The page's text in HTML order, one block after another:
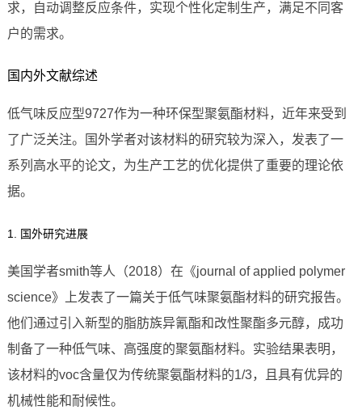
求，自动调整反应条件，实现个性化定制生产，满足不同客
户的需求。
国内外文献综述
低气味反应型9727作为一种环保型聚氨酯材料，近年来受到
了广泛关注。国外学者对该材料的研究较为深入，发表了一
系列高水平的论文，为生产工艺的优化提供了重要的理论依
据。
1. 国外研究进展
美国学者smith等人（2018）在《journal of applied polymer
science》上发表了一篇关于低气味聚氨酯材料的研究报告。
他们通过引入新型的脂肪族异氰酯和改性聚酯多元醇，成功
制备了一种低气味、高强度的聚氨酯材料。实验结果表明，
该材料的voc含量仅为传统聚氨酯材料的1/3，且具有优异的
机械性能和耐候性。